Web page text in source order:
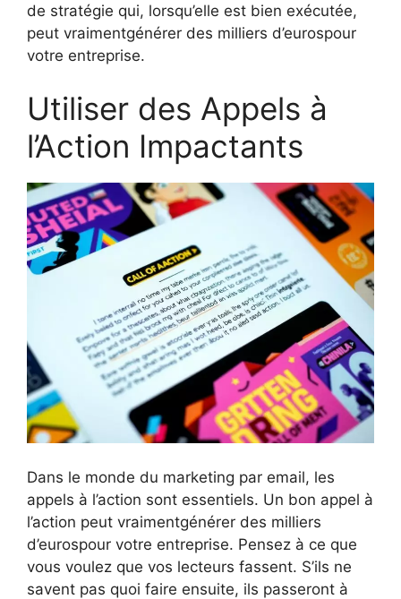
de stratégie qui, lorsqu’elle est bien exécutée,
peut vraimentgénérer des milliers d’eurospour
votre entreprise.
Utiliser des Appels à
l’Action Impactants
Dans le monde du marketing par email, les
appels à l’action sont essentiels. Un bon appel à
l’action peut vraimentgénérer des milliers
d’eurospour votre entreprise. Pensez à ce que
vous voulez que vos lecteurs fassent. S’ils ne
savent pas quoi faire ensuite, ils passeront à